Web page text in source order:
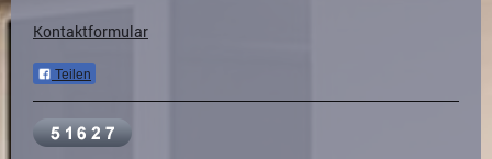
Kontaktformular
Teilen